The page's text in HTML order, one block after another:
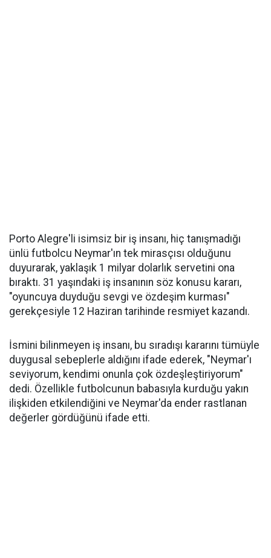
Porto Alegre'li isimsiz bir iş insanı, hiç tanışmadığı
ünlü futbolcu Neymar'ın tek mirasçısı olduğunu
duyurarak, yaklaşık 1 milyar dolarlık servetini ona
bıraktı. 31 yaşındaki iş insanının söz konusu kararı,
"oyuncuya duyduğu sevgi ve özdeşim kurması"
gerekçesiyle 12 Haziran tarihinde resmiyet kazandı.
İsmini bilinmeyen iş insanı, bu sıradışı kararını tümüyle
duygusal sebeplerle aldığını ifade ederek, "Neymar'ı
seviyorum, kendimi onunla çok özdeşleştiriyorum"
dedi. Özellikle futbolcunun babasıyla kurduğu yakın
ilişkiden etkilendiğini ve Neymar'da ender rastlanan
değerler gördüğünü ifade etti.